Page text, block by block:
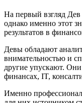
На первый взгляд
однако именно этот
результатов в
Девы обладают
внимательностью и
другие упускают.
финансах, IT,
Именно